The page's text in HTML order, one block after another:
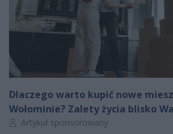
Dlaczego warto kupić nowe
Wołominie? Zalety życia blisko
Autor artykułu:
Artykuł sponsorowany